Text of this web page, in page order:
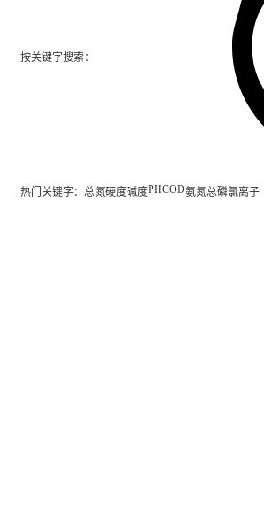
按关键字搜索：
热门关键字：总氮硬度碱度PHCOD氨氮总磷氯离子